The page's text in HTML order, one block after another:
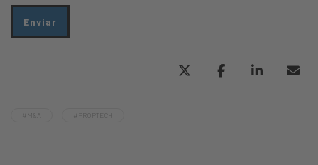
#M&A #PROPTECH